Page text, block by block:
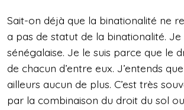
Sait-on déjà que la binationalité ne
a pas de statut de la binationalité.
sénégalaise. Je le suis parce que le
de chacun d’entre eux. J’entends
ailleurs aucun de plus. C’est très
par la combinaison du droit du sol